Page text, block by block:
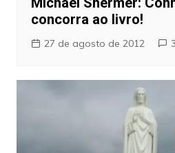
concorra ao livro!
27 de agosto de 2012